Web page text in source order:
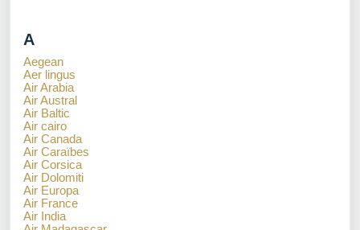
A
Aegean
Aer lingus
Air Arabia
Air Austral
Air Baltic
Air cairo
Air Canada
Air Caraïbes
Air Corsica
Air Dolomiti
Air Europa
Air France
Air India